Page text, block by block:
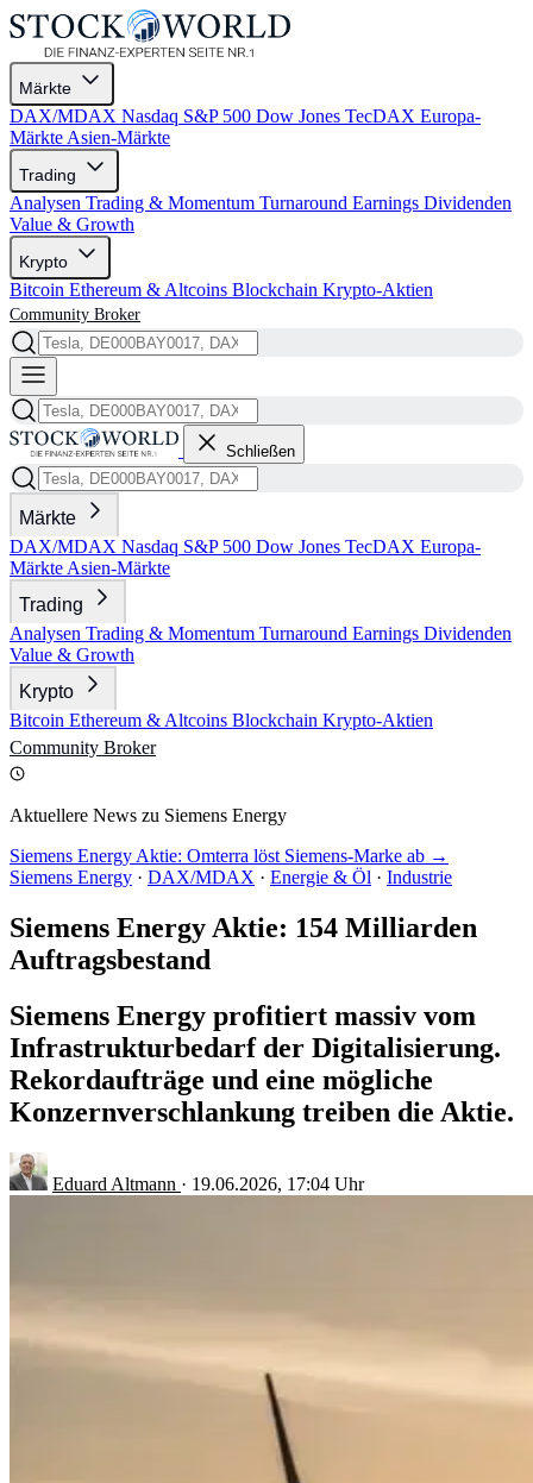
Märkte
DAX/MDAX Nasdaq S&P 500 Dow Jones TecDAX Europa-
Märkte Asien-Märkte
Trading
Analysen Trading & Momentum Turnaround Earnings Dividenden
Value & Growth
Krypto
Bitcoin Ethereum & Altcoins Blockchain Krypto-Aktien
Community Broker
Schließen
Märkte
DAX/MDAX Nasdaq S&P 500 Dow Jones TecDAX Europa-
Märkte Asien-Märkte
Trading
Analysen Trading & Momentum Turnaround Earnings Dividenden
Value & Growth
Krypto
Bitcoin Ethereum & Altcoins Blockchain Krypto-Aktien
Community Broker
Aktuellere News zu Siemens Energy
Siemens Energy Aktie: Omterra löst Siemens-Marke ab →
Siemens Energy · DAX/MDAX · Energie & Öl · Industrie
Siemens Energy Aktie: 154 Milliarden
Auftragsbestand
Siemens Energy profitiert massiv vom
Infrastrukturbedarf der Digitalisierung.
Rekordaufträge und eine mögliche
Konzernverschlankung treiben die Aktie.
Eduard Altmann · 19.06.2026, 17:04 Uhr